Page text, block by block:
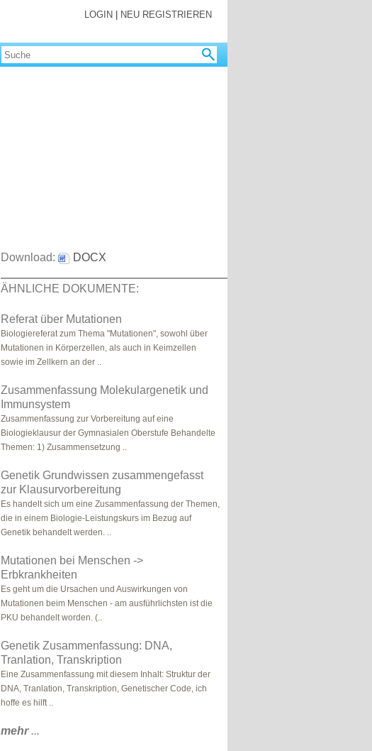
LOGIN NEU REGISTRIEREN
Download: DOCX
ÄHNLICHE DOKUMENTE:
Referat über Mutationen
Biologiereferat zum Thema "Mutationen", sowohl über
Mutationen in Körperzellen, als auch in Keimzellen
sowie im Zellkern an der ..
Zusammenfassung Molekulargenetik und
Immunsystem
Zusammenfassung zur Vorbereitung auf eine
Biologieklausur der Gymnasialen Oberstufe Behandelte
Themen: 1) Zusammensetzung ..
Genetik Grundwissen zusammengefasst
zur Klausurvorbereitung
Es handelt sich um eine Zusammenfassung der Themen,
die in einem Biologie-Leistungskurs im Bezug auf
Genetik behandelt werden. ..
Mutationen bei Menschen ->
Erbkrankheiten
Es geht um die Ursachen und Auswirkungen von
Mutationen beim Menschen - am ausführlichsten ist die
PKU behandelt worden. (..
Genetik Zusammenfassung: DNA,
Tranlation, Transkription
Eine Zusammenfassung mit diesem Inhalt: Struktur der
DNA, Tranlation, Transkription, Genetischer Code, ich
hoffe es hilft ..
mehr...